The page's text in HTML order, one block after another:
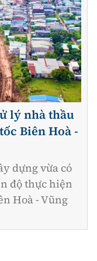
lý nhà thầu
Biên Hoà -
dựng vừa có
độ thực hiện
Hoà - Vũng